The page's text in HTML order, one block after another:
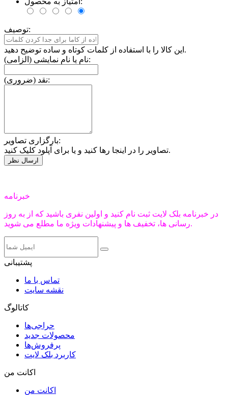
توصیف:
این کالا را با استفاده از کلمات کوتاه و ساده توضیح دهید.
نام یا نام نمایشی (الزامی):
نقد (ضروری):
بارگزاری تصاویر:
تصاویر را در اینجا رها کنید و یا برای آپلود کلیک کنید.
خبرنامه
در خبرنامه بلک لایت ثبت نام کنید و اولین نفری باشید که از به روز
رسانی ها، تخفیف ها و پیشنهادات ویژه ما مطلع می شوید.
پشتیبانی
تماس با ما
نقشه سایت
کاتالوگ
حراجی‌ها
محصولات جدید
پرفروش‌ها
کاربرد بلک لایت
اکانت من
اکانت من